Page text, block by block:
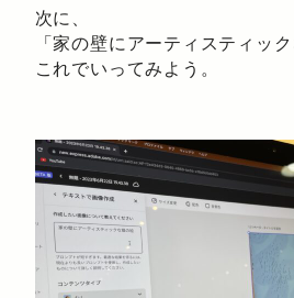
次に、
「家の壁にアーティスティック
これでいってみよう。